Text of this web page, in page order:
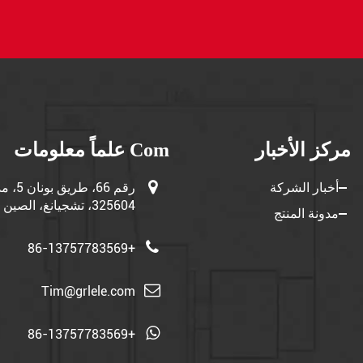
Com علماً معلومات
رقم
325604، تشجيانغ، الصين
+86-13757783569
Tim@grlele.com
+86-13757783569
مركز الأخبار
أخبار الشركة
مدونة المنتج